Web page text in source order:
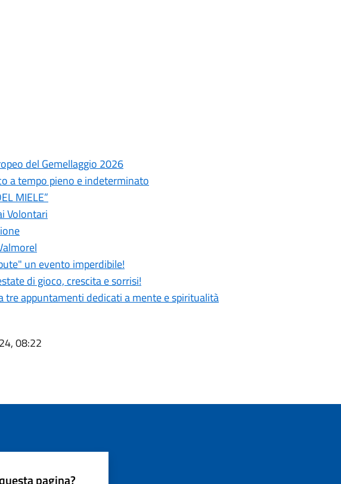
del Gemellaggio 2026
a tempo pieno e indeterminato
MIELE”
Volontari
un evento imperdibile!
di gioco, crescita e sorrisi!
tre appuntamenti dedicati a mente e spiritualità
08:22
pagina?